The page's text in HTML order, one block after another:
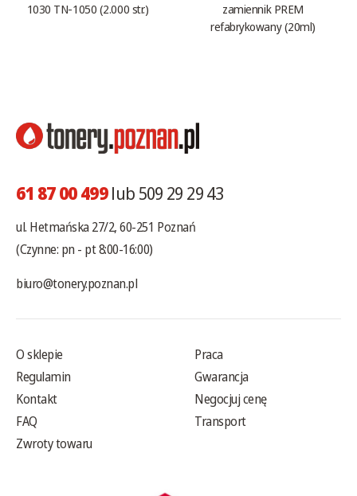
1030 TN-1050 (2.000 str.)
zamiennik PREM
refabrykowany (20ml)
61 87 00 499lub 509 29 29 43
ul. Hetmańska 27/2, 60-251 Poznań
(Czynne: pn - pt 8:00-16:00)
biuro@tonery.poznan.pl
O sklepie
Regulamin
Kontakt
FAQ
Zwroty towaru
Praca
Gwarancja
Negocjuj cenę
Transport